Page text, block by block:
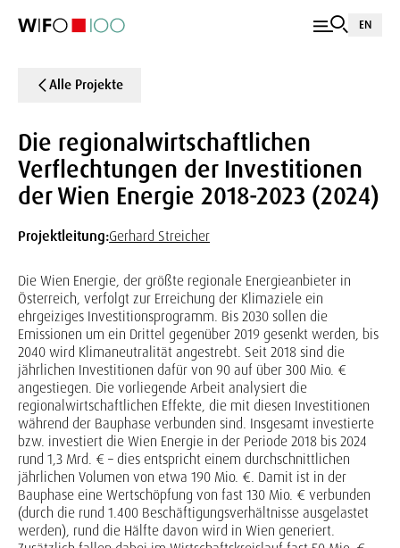
EN
Alle Projekte
Die regionalwirtschaftlichen
Verflechtungen der Investitionen
der Wien Energie 2018-2023 (2024)
Projektleitung:Gerhard Streicher
Die Wien Energie, der größte regionale Energieanbieter in
Österreich, verfolgt zur Erreichung der Klimaziele ein
ehrgeiziges Investitionsprogramm. Bis 2030 sollen die
Emissionen um ein Drittel gegenüber 2019 gesenkt werden, bis
2040 wird Klimaneutralität angestrebt. Seit 2018 sind die
jährlichen Investitionen dafür von 90 auf über 300 Mio. €
angestiegen. Die vorliegende Arbeit analysiert die
regionalwirtschaftlichen Effekte, die mit diesen Investitionen
während der Bauphase verbunden sind. Insgesamt investierte
bzw. investiert die Wien Energie in der Periode 2018 bis 2024
rund 1,3 Mrd. € – dies entspricht einem durchschnittlichen
jährlichen Volumen von etwa 190 Mio. €. Damit ist in der
Bauphase eine Wertschöpfung von fast 130 Mio. € verbunden
(durch die rund 1.400 Beschäftigungsverhältnisse ausgelastet
werden), rund die Hälfte davon wird in Wien generiert.